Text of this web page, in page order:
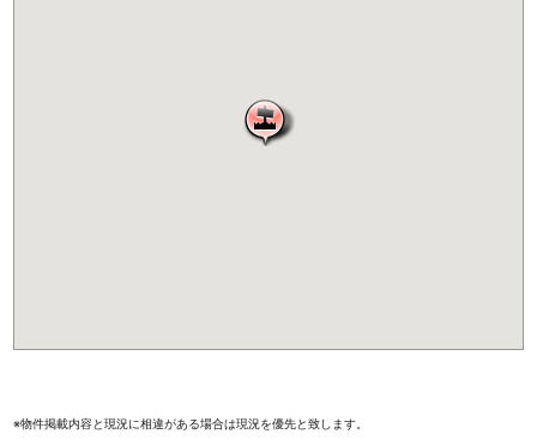
※物件掲載内容と現況に相違がある場合は現況を優先と致します。